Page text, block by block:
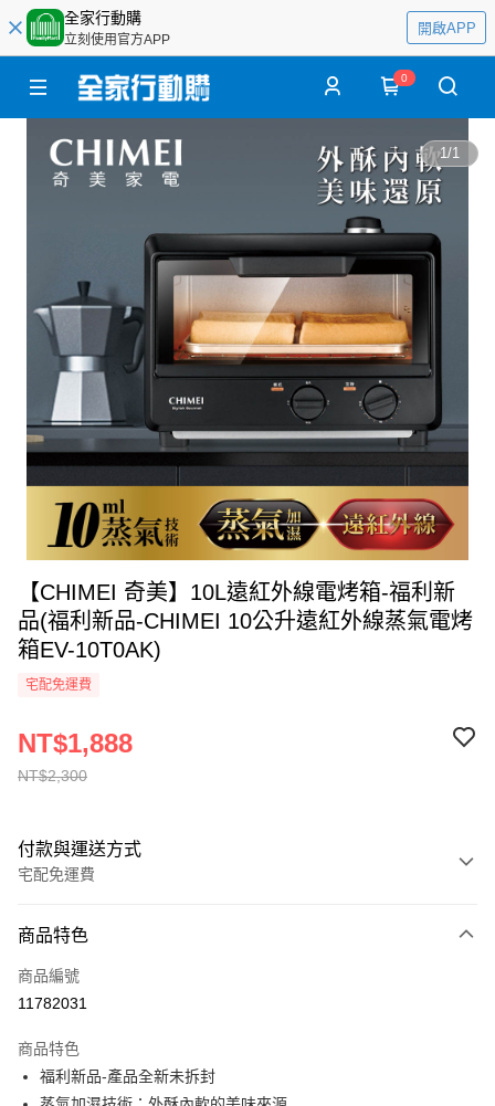
全家行動購
立刻使用官方APP
開啟APP
0
1/1
【CHIMEI 奇美】10L遠紅外線電烤箱-福利新
品(福利新品-CHIMEI 10公升遠紅外線蒸氣電烤
箱EV-10T0AK)
宅配免運費
NT$2,300
NT$1,888
付款與運送方式
宅配免運費
全家線上支付
運送方式
本島宅配-活動商品
免運費
商品特色
商品編號
11782031
商品特色
福利新品-產品全新未拆封